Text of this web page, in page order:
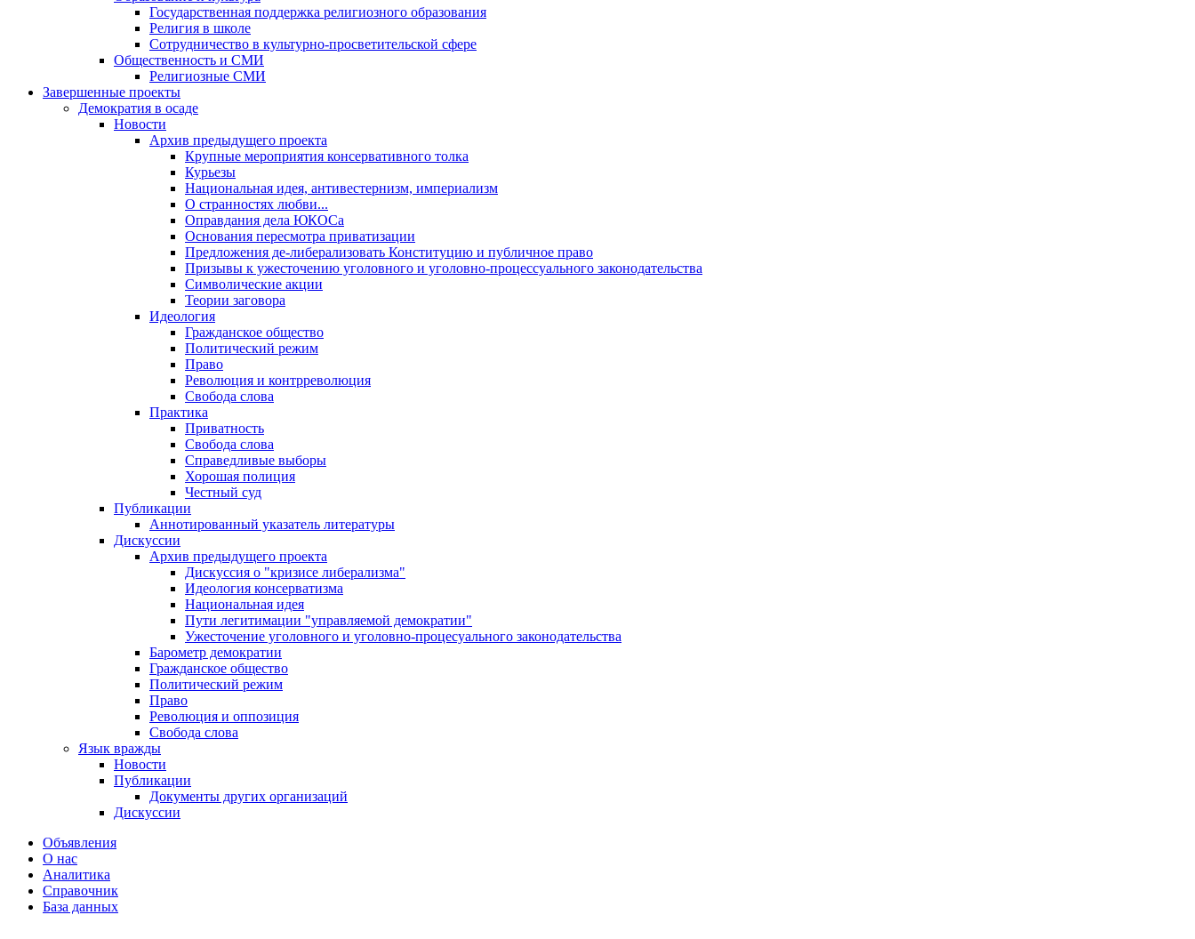
Государственная поддержка религиозного образования
Религия в школе
Сотрудничество в культурно-просветительской сфере
Общественность и СМИ
Религиозные СМИ
Завершенные проекты
Демократия в осаде
Новости
Архив предыдущего проекта
Крупные мероприятия консервативного толка
Курьезы
Национальная идея, антивестернизм, империализм
О странностях любви...
Оправдания дела ЮКОСа
Основания пересмотра приватизации
Предложения де-либерализовать Конституцию и публичное право
Призывы к ужесточению уголовного и уголовно-процессуального законодательства
Символические акции
Теории заговора
Идеология
Гражданское общество
Политический режим
Право
Революция и контрреволюция
Свобода слова
Практика
Приватность
Свобода слова
Справедливые выборы
Хорошая полиция
Честный суд
Публикации
Аннотированный указатель литературы
Дискуссии
Архив предыдущего проекта
Дискуссия о "кризисе либерализма"
Идеология консерватизма
Национальная идея
Пути легитимации "управляемой демократии"
Ужесточение уголовного и уголовно-процесуального законодательства
Барометр демократии
Гражданское общество
Политический режим
Право
Революция и оппозиция
Свобода слова
Язык вражды
Новости
Публикации
Документы других организаций
Дискуссии
Объявления
О нас
Аналитика
Справочник
База данных